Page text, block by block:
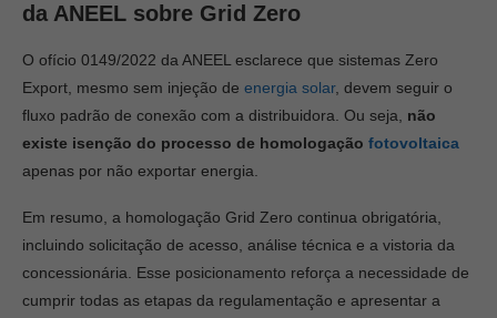
da ANEEL sobre Grid Zero
O ofício 0149/2022 da ANEEL esclarece que sistemas Zero
Export, mesmo sem injeção de energia solar, devem seguir o
fluxo padrão de conexão com a distribuidora. Ou seja, não
existe isenção do processo de homologação fotovoltaica
apenas por não exportar energia.
Em resumo, a homologação Grid Zero continua obrigatória,
incluindo solicitação de acesso, análise técnica e a vistoria da
concessionária. Esse posicionamento reforça a necessidade de
cumprir todas as etapas da regulamentação e apresentar a